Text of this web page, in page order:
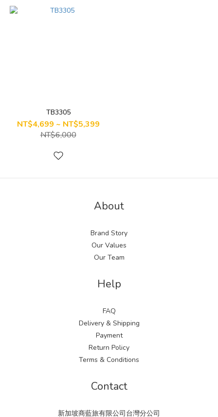
TB3305
NT$4,699 ~ NT$5,399
NT$6,000
About
Brand Story
Our Values
Our Team
Help
FAQ
Delivery & Shipping
Payment
Return Policy
Terms & Conditions
Contact
新加坡商藍旅有限公司台灣分公司